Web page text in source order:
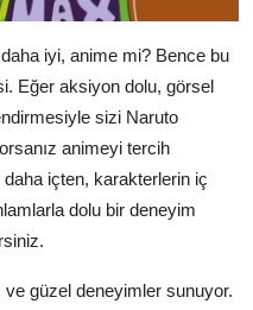
iyi, anime mi? Bence bu
Eğer aksiyon dolu, görsel
sizi Naruto
animeyi tercih
içten, karakterlerin iç
dolu bir deneyim
ve güzel deneyimler sunuyor.